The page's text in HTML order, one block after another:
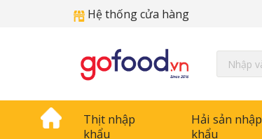
Hệ thống cửa hàng
Thịt nhập
khẩu
Hải sản nhập
khẩu